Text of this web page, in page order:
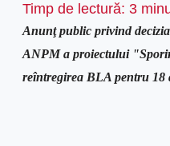
Timp de lectură: 3
Anunţ public privind
ANPM a proiectului
reîntregirea BLA pentru 18